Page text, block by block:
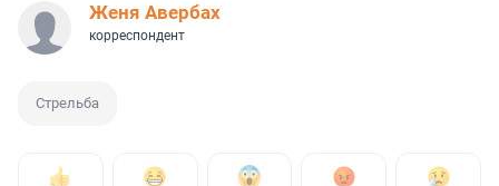
Женя Авербах
корреспондент
Стрельба